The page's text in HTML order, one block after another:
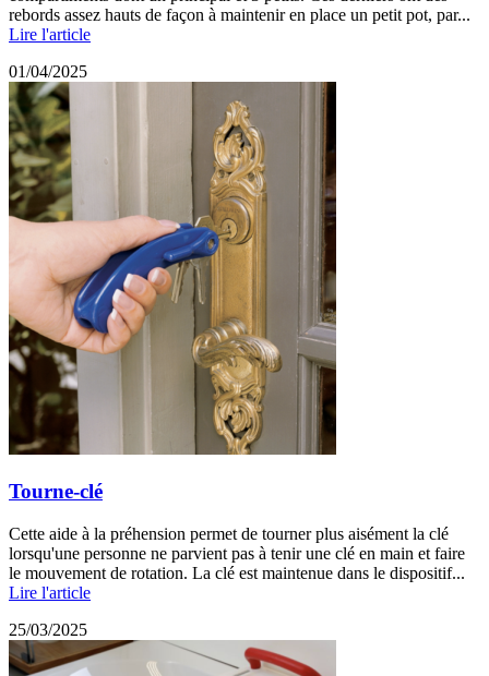
rebords assez hauts de façon à maintenir en place un petit pot, par...
Lire l'article
01/04/2025
Tourne-clé
Cette aide à la préhension permet de tourner plus aisément la clé
lorsqu'une personne ne parvient pas à tenir une clé en main et faire
le mouvement de rotation. La clé est maintenue dans le dispositif...
Lire l'article
25/03/2025